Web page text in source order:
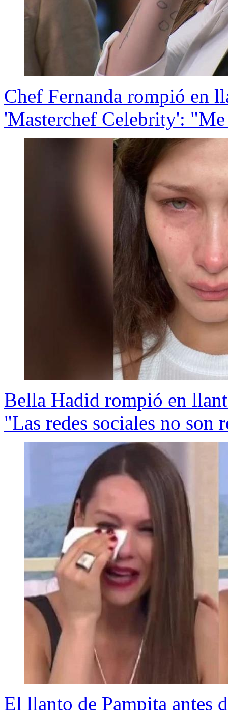
Chef Fernanda rompió en
'Masterchef Celebrity':
Bella Hadid rompió en
"Las redes sociales no son
El llanto de Pampita antes